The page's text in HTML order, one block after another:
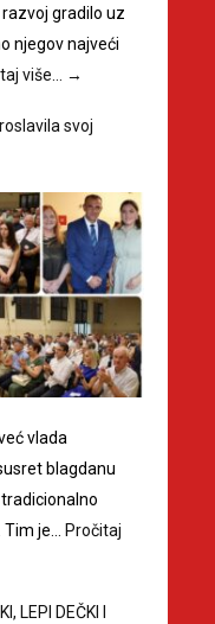
razvoj gradilo uz
njegov najveći
više… →
svoj
vlada
blagdanu
je…
Pročitaj
LEPI DEČKI I